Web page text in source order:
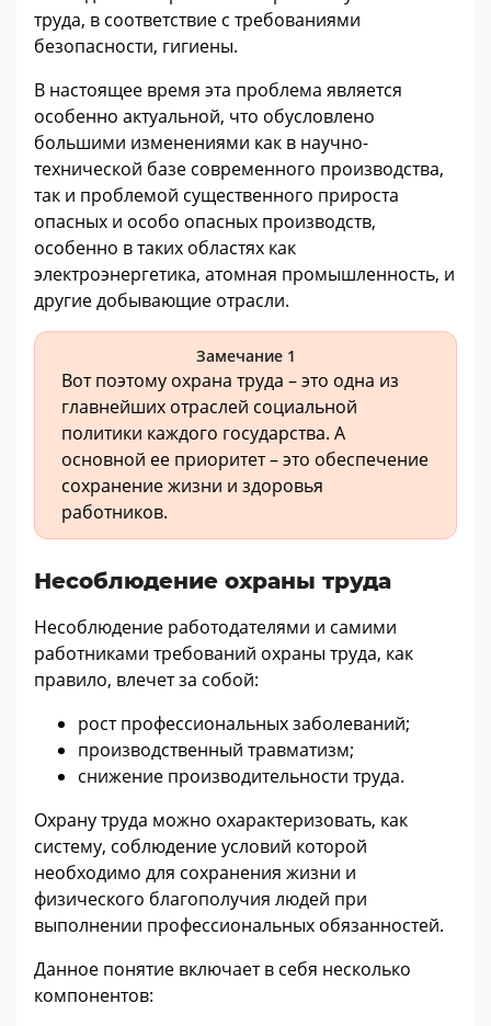
труда, в соответствие с требованиями
безопасности, гигиены.
В настоящее время эта проблема является
особенно актуальной, что обусловлено
большими изменениями как в научно-
технической базе современного производства,
так и проблемой существенного прироста
опасных и особо опасных производств,
особенно в таких областях как
электроэнергетика, атомная промышленность, и
другие добывающие отрасли.
Замечание 1
Вот поэтому охрана труда – это одна из
главнейших отраслей социальной
политики каждого государства. А
основной ее приоритет – это обеспечение
сохранение жизни и здоровья
работников.
Несоблюдение охраны труда
Несоблюдение работодателями и самими
работниками требований охраны труда, как
правило, влечет за собой:
рост профессиональных заболеваний;
производственный травматизм;
снижение производительности труда.
Охрану труда можно охарактеризовать, как
систему, соблюдение условий которой
необходимо для сохранения жизни и
физического благополучия людей при
выполнении профессиональных обязанностей.
Данное понятие включает в себя несколько
компонентов: